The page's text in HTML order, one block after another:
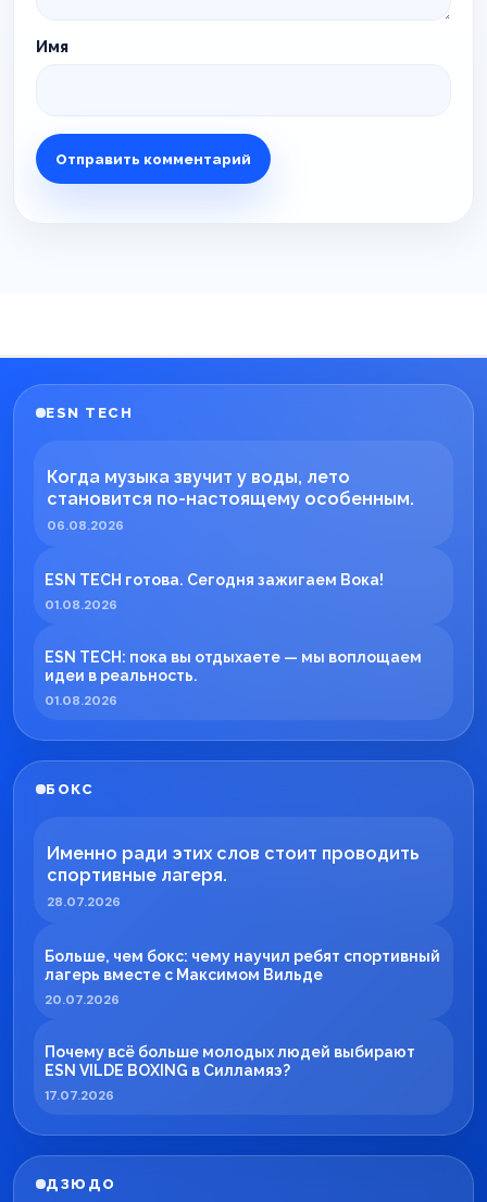
Имя
ESN TECH
Когда музыка звучит у воды, лето
становится по-настоящему особенным.
06.08.2026
ESN TECH готова. Сегодня зажигаем Вока!
01.08.2026
ESN TECH: пока вы отдыхаете — мы воплощаем
идеи в реальность.
01.08.2026
БОКС
Именно ради этих слов стоит проводить
спортивные лагеря.
28.07.2026
Больше, чем бокс: чему научил ребят спортивный
лагерь вместе с Максимом Вильде
20.07.2026
Почему всё больше молодых людей выбирают
ESN VILDE BOXING в Силламяэ?
17.07.2026
ДЗЮДО